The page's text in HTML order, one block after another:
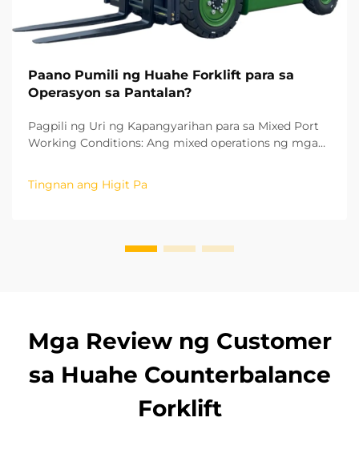
Paano Pumili ng Huahe Forklift para sa
Operasyon sa Pantalan?
Pagpili ng Uri ng Kapangyarihan para sa Mixed Port
Working Conditions: Ang mixed operations ng mga
cargo sorting at outdoor yard loading at unloading.
Dahil dito, ang uri ng kapangyarihan ang unang
Tingnan ang Higit Pa
Mga Review ng Customer
sa Huahe Counterbalance
Forklift